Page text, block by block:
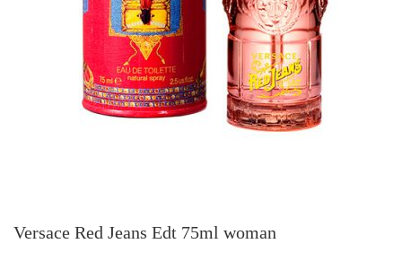
Versace Red Jeans Edt 75ml woman